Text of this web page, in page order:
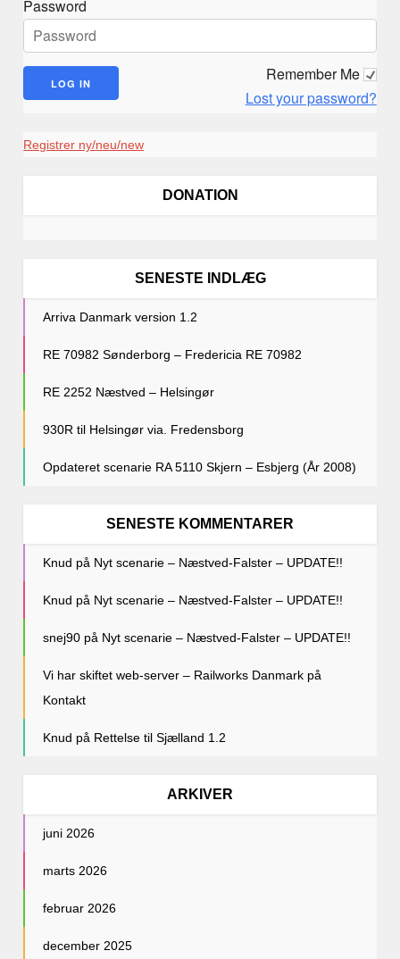
g
Password
Remember Me
Lost your password?
Registrer ny/neu/new
DONATION
SENESTE INDLÆG
Arriva Danmark version 1.2
RE 70982 Sønderborg – Fredericia RE 70982
RE 2252 Næstved – Helsingør
930R til Helsingør via. Fredensborg
Opdateret scenarie RA 5110 Skjern – Esbjerg (År 2008)
SENESTE KOMMENTARER
Knud på Nyt scenarie – Næstved-Falster – UPDATE!!
Knud på Nyt scenarie – Næstved-Falster – UPDATE!!
snej90 på Nyt scenarie – Næstved-Falster – UPDATE!!
Vi har skiftet web-server – Railworks Danmark på
Kontakt
Knud på Rettelse til Sjælland 1.2
ARKIVER
juni 2026
marts 2026
februar 2026
december 2025